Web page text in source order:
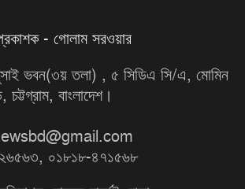
- গোলাম সরওয়ার
ভবন(৩য় তলা) , ৫ সিডিএ সি/এ, মোমিন
বাংলাদেশ।
০১৮১৮-৪৭১৫৬৮